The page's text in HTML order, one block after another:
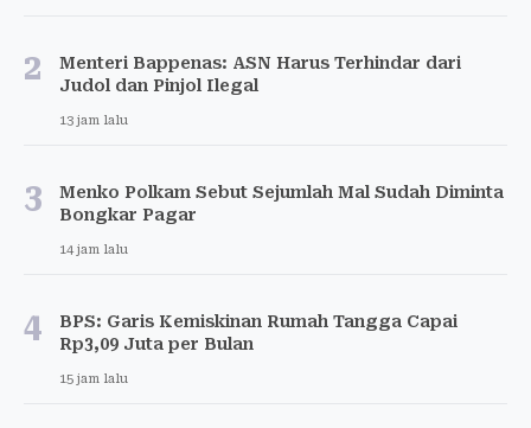
2
Menteri Bappenas: ASN Harus Terhindar dari
Judol dan Pinjol Ilegal
13 jam lalu
3
Menko Polkam Sebut Sejumlah Mal Sudah Diminta
Bongkar Pagar
14 jam lalu
4
BPS: Garis Kemiskinan Rumah Tangga Capai
Rp3,09 Juta per Bulan
15 jam lalu